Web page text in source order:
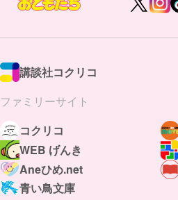
講談社コクリコ
ファミリーサイト
コクリコ
WEB げんき
Aneひめ.net
青い鳥文庫